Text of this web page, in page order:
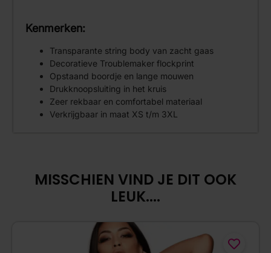
Kenmerken:
Transparante string body van zacht gaas
Decoratieve Troublemaker flockprint
Opstaand boordje en lange mouwen
Drukknoopsluiting in het kruis
Zeer rekbaar en comfortabel materiaal
Verkrijgbaar in maat XS t/m 3XL
MISSCHIEN VIND JE DIT OOK
LEUK....